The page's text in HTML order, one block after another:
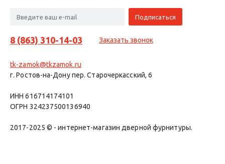
8 (863) 310-14-03 Заказать звонок
tk-zamok@tkzamok.ru
г. Ростов-на-Дону пер. Старочеркасский, 6
ИНН 616714174101
ОГРН 324237500136940
2017-2025 © - интернет-магазин дверной фурнитуры.